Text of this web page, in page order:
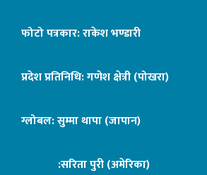
फोटो पत्रकार: राकेश भण्डारी
प्रदेश प्रतिनिधि: गणेश क्षेत्री (पोखरा)
ग्लोबल: सुम्मा थापा (जापान)
:सरिता पुरी (अमेरिका)